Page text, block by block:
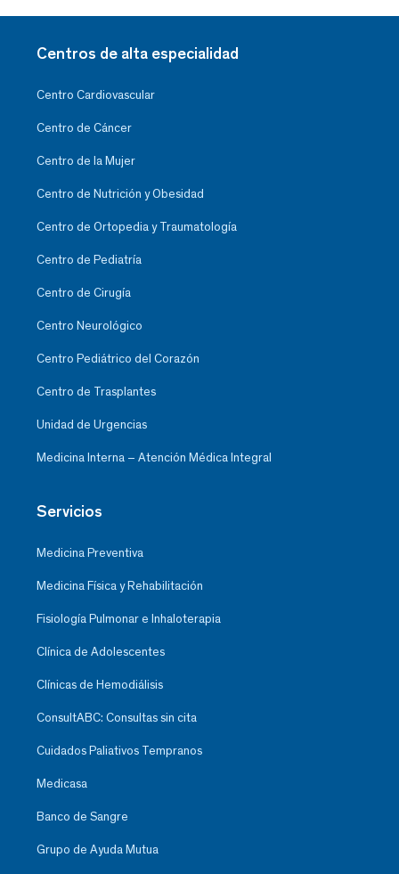
Centros de alta especialidad
Centro Cardiovascular
Centro de Cáncer
Centro de la Mujer
Centro de Nutrición y Obesidad
Centro de Ortopedia y Traumatología
Centro de Pediatría
Centro de Cirugía
Centro Neurológico
Centro Pediátrico del Corazón
Centro de Trasplantes
Unidad de Urgencias
Medicina Interna – Atención Médica Integral
Servicios
Medicina Preventiva
Medicina Física y Rehabilitación
Fisiología Pulmonar e Inhaloterapia
Clínica de Adolescentes
Clínicas de Hemodiálisis
ConsultABC: Consultas sin cita
Cuidados Paliativos Tempranos
Medicasa
Banco de Sangre
Grupo de Ayuda Mutua